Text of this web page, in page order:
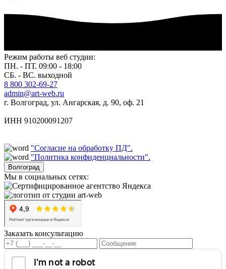
Режим работы веб студии:
ПН. - ПТ. 09:00 - 18:00
СБ. - ВС. выходной
8 800 302-69-27
admin@art-web.ru
г. Волгоград, ул. Ангарская, д. 90, оф. 21
ИНН 910200091207
"Согласие на обработку ПД".
"Политика конфиденциальности".
Волгоград
Мы в социальных сетях:
Заказать консультацию